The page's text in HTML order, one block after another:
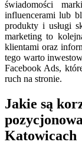
świadomości
influencerami lub
produkty i usługi
marketing to
klientami oraz
tego warto
Facebook Ads,
ruch na stronie.
Jakie są
Katowicach